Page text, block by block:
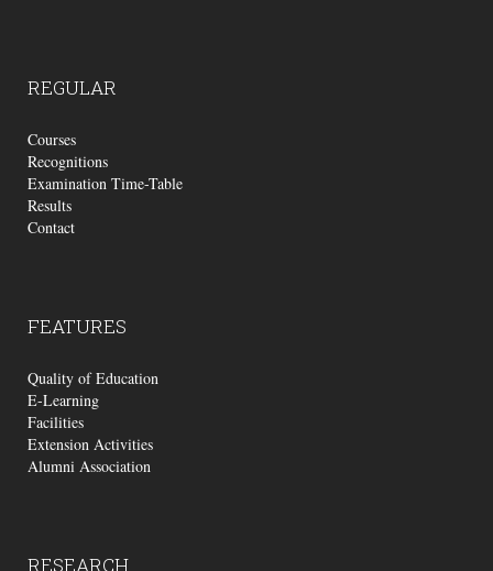
REGULAR
Courses
Recognitions
Examination Time-Table
Results
Contact
FEATURES
Quality of Education
E-Learning
Facilities
Extension Activities
Alumni Association
RESEARCH